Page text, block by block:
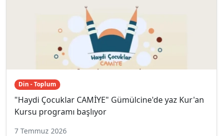
Din - Toplum
"Haydi Çocuklar CAMİYE" Gümülcine'de yaz Kur'an
Kursu programı başlıyor
7 Temmuz 2026